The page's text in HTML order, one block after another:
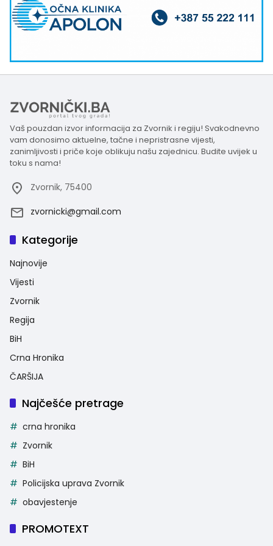
Vaš pouzdan izvor informacija za Zvornik i regiju! Svakodnevno
vam donosimo aktuelne, tačne i nepristrasne vijesti,
zanimljivosti i priče koje oblikuju našu zajednicu. Budite uvijek u
toku s nama!
Zvornik, 75400
zvornicki@gmail.com
Kategorije
Najnovije
Vijesti
Zvornik
Regija
BiH
Crna Hronika
ČARŠIJA
Najčešće pretrage
crna hronika
Zvornik
BiH
Policijska uprava Zvornik
obavjestenje
PROMOTEXT